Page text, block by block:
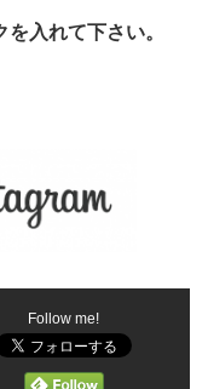
入れて下さい。
Follow me!